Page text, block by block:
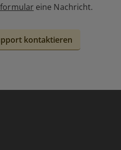
eine Nachricht.
kontaktieren